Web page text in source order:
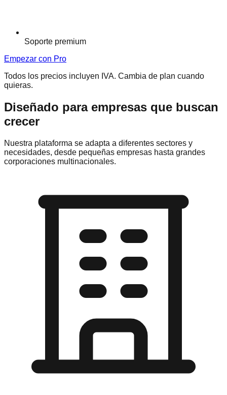
Soporte premium
Empezar con Pro
Todos los precios incluyen IVA. Cambia de plan cuando
quieras.
Diseñado para empresas que buscan
crecer
Nuestra plataforma se adapta a diferentes sectores y
necesidades, desde pequeñas empresas hasta grandes
corporaciones multinacionales.